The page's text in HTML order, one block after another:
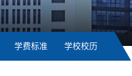
学费标准 学校校历